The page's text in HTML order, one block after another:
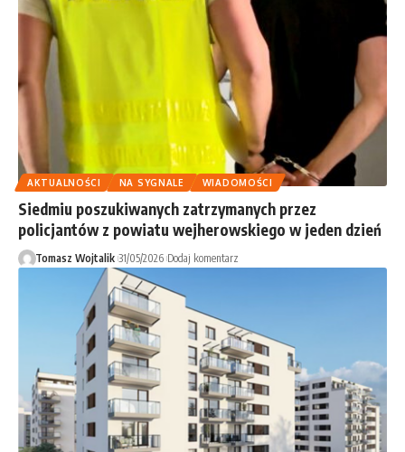
AKTUALNOŚCI NA SYGNALE WIADOMOŚCI
Siedmiu poszukiwanych zatrzymanych przez
policjantów z powiatu wejherowskiego w jeden dzień
Tomasz Wojtalik 31/05/2026 Dodaj komentarz